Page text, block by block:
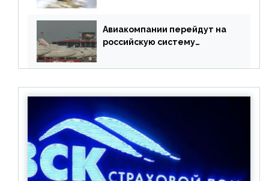
Авиакомпании перейдут на
российскую систему